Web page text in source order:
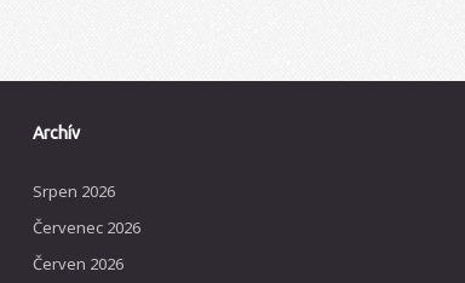
Archív
Srpen 2026
Červenec 2026
Červen 2026